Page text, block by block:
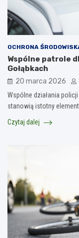
OCHRONA
Wspólne patrole
Gołąbkach
20 marca 2026
Wspólne działania
stanowią istotny
Czytaj dalej